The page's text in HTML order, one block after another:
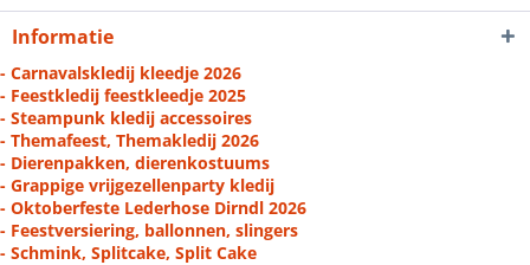
Informatie
- Carnavalskledij kleedje 2026
- Feestkledij feestkleedje 2025
- Steampunk kledij accessoires
- Themafeest, Themakledij 2026
- Dierenpakken, dierenkostuums
- Grappige vrijgezellenparty kledij
- Oktoberfeste Lederhose Dirndl 2026
- Feestversiering, ballonnen, slingers
- Schmink, Splitcake, Split Cake